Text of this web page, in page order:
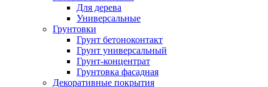
Для дерева
Универсальные
Грунтовки
Грунт бетоноконтакт
Грунт универсальный
Грунт-концентрат
Грунтовка фасадная
Декоративные покрытия